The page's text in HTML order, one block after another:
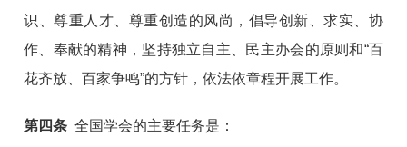
识、尊重人才、尊重创造的风尚，倡导创新、求实、协
作、奉献的精神，坚持独立自主、民主办会的原则和“百
花齐放、百家争鸣”的方针，依法依章程开展工作。
第四条 全国学会的主要任务是：